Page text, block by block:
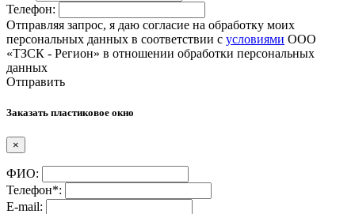
Телефон:
Отправляя запрос, я даю согласие на обработку моих
персональных данных в соответствии с условиями ООО
«ТЗСК - Регион» в отношении обработки персональных
данных
Отправить
Заказать пластиковое окно
×
ФИО:
Телефон*:
E-mail: